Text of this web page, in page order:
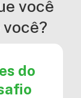
você
do